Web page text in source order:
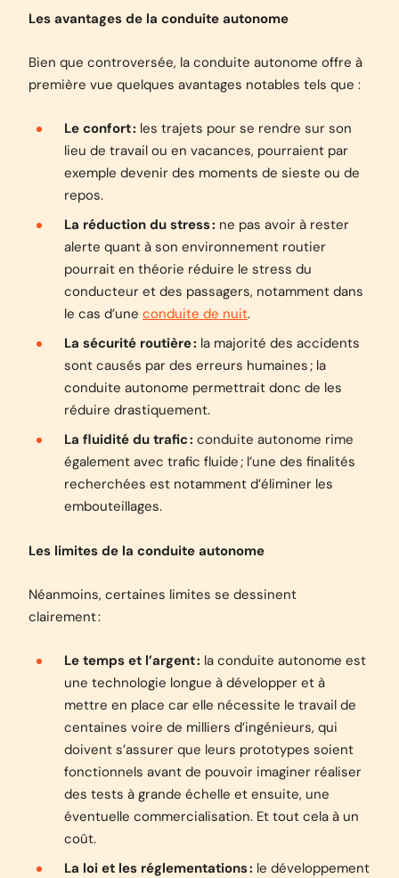
Les avantages de la conduite autonome
Bien que controversée, la conduite autonome offre à
première vue quelques avantages notables tels que :
Le confort : les trajets pour se rendre sur son
lieu de travail ou en vacances, pourraient par
exemple devenir des moments de sieste ou de
repos.
La réduction du stress : ne pas avoir à rester
alerte quant à son environnement routier
pourrait en théorie réduire le stress du
conducteur et des passagers, notamment dans
le cas d’une conduite de nuit.
La sécurité routière : la majorité des accidents
sont causés par des erreurs humaines ; la
conduite autonome permettrait donc de les
réduire drastiquement.
La fluidité du trafic : conduite autonome rime
également avec trafic fluide ; l’une des finalités
recherchées est notamment d’éliminer les
embouteillages.
Les limites de la conduite autonome
Néanmoins, certaines limites se dessinent
clairement :
Le temps et l’argent : la conduite autonome est
une technologie longue à développer et à
mettre en place car elle nécessite le travail de
centaines voire de milliers d’ingénieurs, qui
doivent s’assurer que leurs prototypes soient
fonctionnels avant de pouvoir imaginer réaliser
des tests à grande échelle et ensuite, une
éventuelle commercialisation. Et tout cela à un
coût.
La loi et les réglementations : le développement